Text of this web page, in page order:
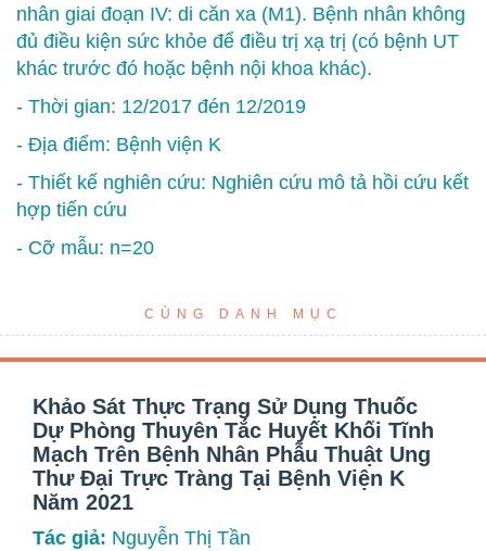
nhân giai đoạn IV: di căn xa (M1). Bệnh nhân không
đủ điều kiện sức khỏe để điều trị xạ trị (có bệnh UT
khác trước đó hoặc bệnh nội khoa khác).
- Thời gian: 12/2017 đén 12/2019
- Địa điểm: Bệnh viện K
- Thiết kế nghiên cứu: Nghiên cứu mô tả hồi cứu kết
hợp tiến cứu
- Cỡ mẫu: n=20
CÙNG DANH MỤC
Khảo Sát Thực Trạng Sử Dụng Thuốc
Dự Phòng Thuyên Tắc Huyết Khối Tĩnh
Mạch Trên Bệnh Nhân Phẫu Thuật Ung
Thư Đại Trực Tràng Tại Bệnh Viện K
Năm 2021
Tác giả: Nguyễn Thị Tần